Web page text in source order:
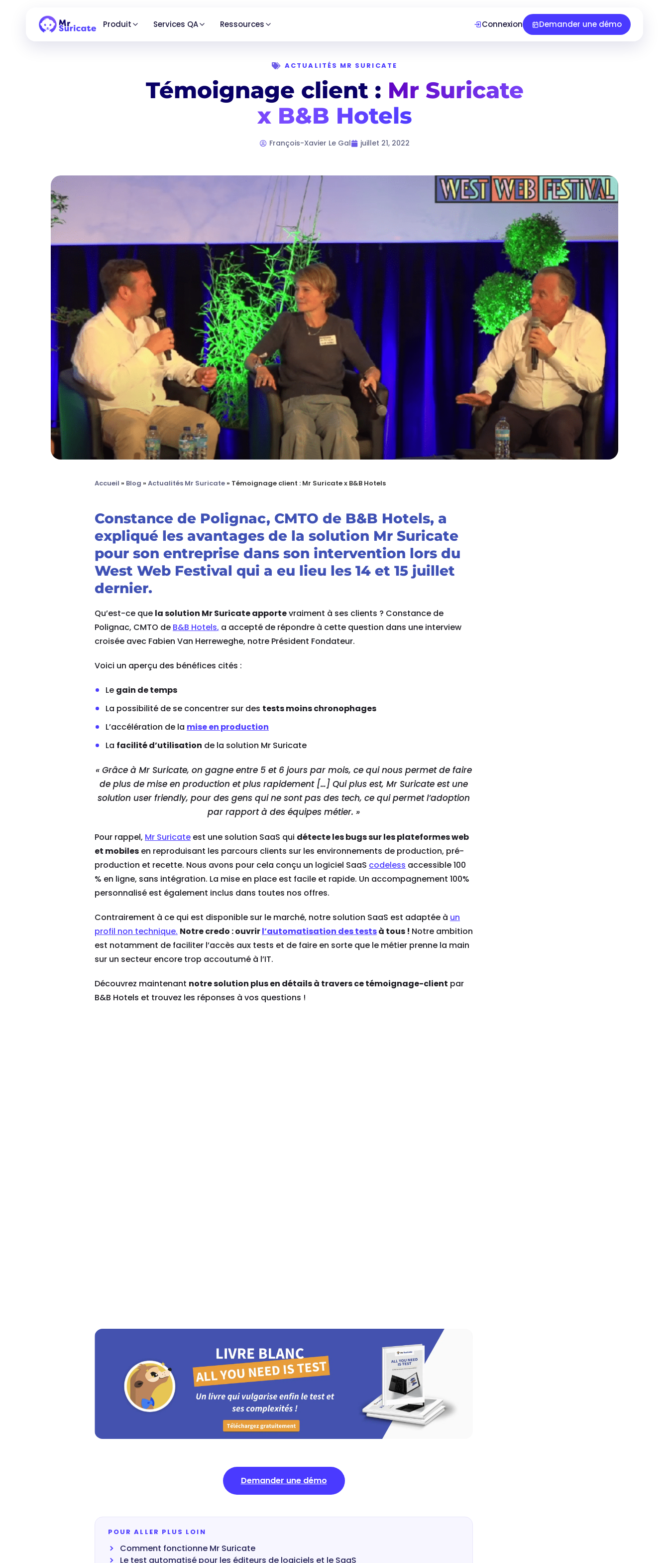
Produit Services QA Ressources Connexion Demander une démo
ACTUALITÉS MR SURICATE
Témoignage client : Mr Suricate
x B&B Hotels
François-Xavier Le Gal juillet 21, 2022
Accueil » Blog » Actualités Mr Suricate » Témoignage client : Mr Suricate x B&B Hotels
Constance de Polignac, CMTO de B&B Hotels, a
expliqué les avantages de la solution Mr Suricate
pour son entreprise dans son intervention lors du
West Web Festival qui a eu lieu les 14 et 15 juillet
dernier.
Qu’est-ce que la solution Mr Suricate apportevraiment à ses clients ? Constance de
Polignac, CMTO de B&B Hotels, a accepté de répondre à cette question dans une interview
croisée avec Fabien Van Herreweghe, notre Président Fondateur.
Voici un aperçu des bénéfices cités :
Le gain de temps
La possibilité de se concentrer sur des tests moins chronophages
L’accélération de la mise en production
La facilité d’utilisation de la solution Mr Suricate
« Grâce à Mr Suricate, on gagne entre 5 et 6 jours par mois, ce qui nous permet de faire
de plus de mise en production et plus rapidement […] Qui plus est, Mr Suricate est une
solution user friendly, pour des gens qui ne sont pas des tech, ce qui permet l’adoption
par rapport à des équipes métier. »
Pour rappel, Mr Suricate est une solution SaaS qui détecte les bugs sur les plateformes web
et mobiles en reproduisant les parcours clients sur les environnements de production, pré-
production et recette. Nous avons pour cela conçu un logiciel SaaS codeless accessible 100
% en ligne, sans intégration. La mise en place est facile et rapide. Un accompagnement 100%
personnalisé est également inclus dans toutes nos offres.
Contrairement à ce qui est disponible sur le marché, notre solution SaaS est adaptée à un
profil non technique. Notre credo : ouvrirl’automatisation des testsà tous ! Notre ambition
est notamment de faciliter l’accès aux tests et de faire en sorte que le métier prenne la main
sur un secteur encore trop accoutumé à l’IT.
Découvrez maintenant notre solution plus en détails à travers ce témoignage-client par
B&B Hotels et trouvez les réponses à vos questions !
Demander une démo
POUR ALLER PLUS LOIN
Comment fonctionne Mr Suricate
Le test automatisé pour les éditeurs de logiciels et le SaaS